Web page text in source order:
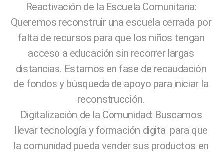
Reactivación de la Escuela Comunitaria:
Queremos reconstruir una escuela cerrada por
falta de recursos para que los niños tengan
acceso a educación sin recorrer largas
distancias. Estamos en fase de recaudación
de fondos y búsqueda de apoyo para iniciar la
reconstrucción.
Digitalización de la Comunidad: Buscamos
llevar tecnología y formación digital para que
la comunidad pueda vender sus productos en